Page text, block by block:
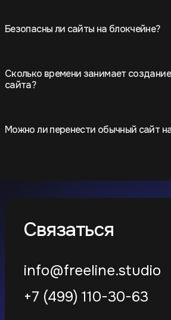
Безопасны ли сайты на блокчейне?
Сколько времени занимает
сайта?
Можно ли перенести обычный сайт
Связаться
info@freeline.studio
+7 (499) 110-30-63